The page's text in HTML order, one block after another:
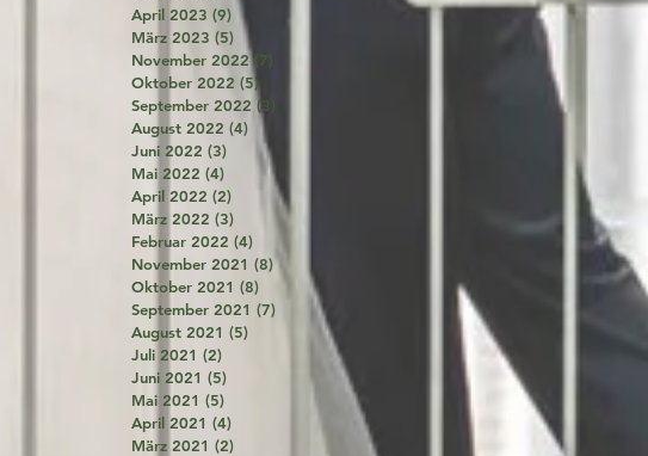
April 2023 (9) 9 Beiträge
März 2023 (5) 5 Beiträge
November 2022
(7)
Oktober 2022 (5)
September 2022 (3)
August 2022 (4) 4 Beiträge
Juni 2022 (3) 3 Beiträge
Mai 2022 (4) 4 Beiträge
April 2022 (2) 2 Beiträge
März 2022 (3) 3 Beiträge
Februar 2022 (4)
November 2021 (8)8 Beiträge
Oktober 2021 (8) 8 Beiträge
September 2021 (7) 7 Beiträge
August 2021 (5)
Juli 2021 (2)
Juni 2021 (5)
Mai 2021 (5)
April 2021 (4)
März 2021 (2)